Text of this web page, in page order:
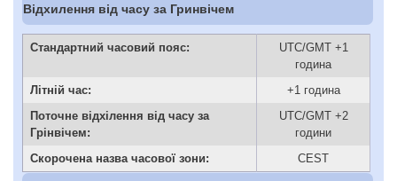
Відхилення від часу за Гринвічем
Стандартний часовий пояс:
UTC/GMT +1
година
Літній час:
+1 година
Поточне відхілення від часу за
Грінвічем:
UTC/GMT +2
години
Скорочена назва часової зони:
CEST